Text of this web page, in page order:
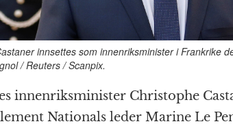
innsettes som innenriksminister i Frankrike
/ Reuters / Scanpix.
innenriksminister Christophe
Nationals leder Marine Le